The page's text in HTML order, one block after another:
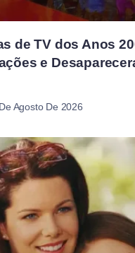
de TV dos Anos
e
Agosto De 2026